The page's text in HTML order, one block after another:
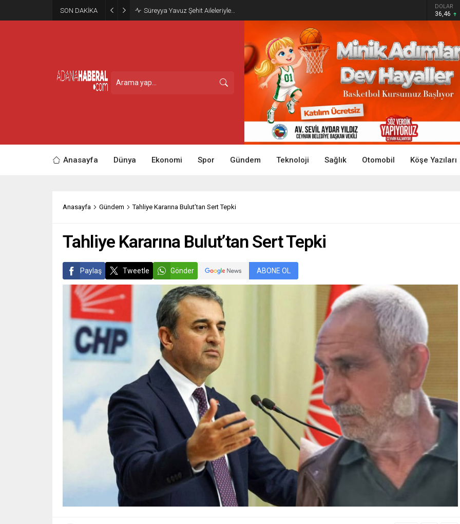
SON DAKİKA Süreyya Yavuz Şehit Aileleriyle… DOLAR
36,46
Anasayfa Dünya Ekonomi Spor Gündem Teknoloji Sağlık Otomobil Köşe Yazıları
Anasayfa Gündem Tahliye Kararına Bulut’tan Sert Tepki
Tahliye Kararına Bulut’tan Sert Tepki
Paylaş Tweetle Gönder ABONE OL